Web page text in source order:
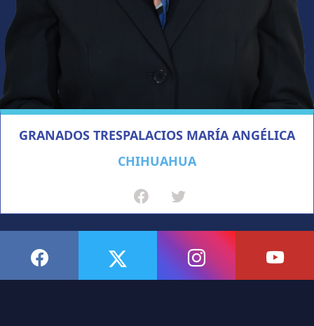
GRANADOS TRESPALACIOS MARÍA ANGÉLICA
CHIHUAHUA